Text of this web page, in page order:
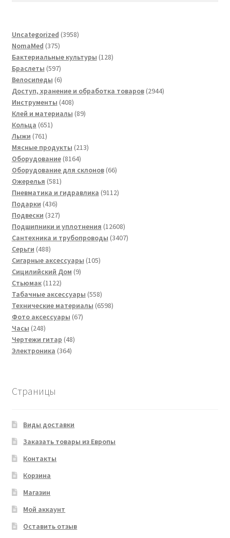
Uncategorized 39583958
NomaMed 375375
товаров
Бактериальные культуры 128128
Браслеты 597597
товаров
Велосипеды 66
товаров
Доступ, хранение и обработка товаров 29442944
Инструменты 408408
товаров
Клей и материалы 8989
Кольца 651651
Лыжи 761761
товар
Мясные продукты 213213
Оборудование 81648164
товара
Оборудование для склонов 6666
Ожерелья 581581
товар
Пневматика и гидравлика 91129112
Подарки 436436
товаров
Подвески 327327
товаров
Подшипники и уплотнения 1260812608
товаров
Сантехника и трубопроводы 34073407
Серьги 488488
товаров
Сигарные аксессуары 105105
Сицилийский Дом 99
Стьюмак 11221122
товара
Табачные аксессуары 558558
товаров
Технические материалы 65986598
Фото аксессуары 6767
Часы 248248
товаров
Чертежи гитар 4848
Электроника 364364
Страницы
Виды доставки
Заказать товары из Европы
Контакты
Корзина
Магазин
Мой аккаунт
Оставить отзыв